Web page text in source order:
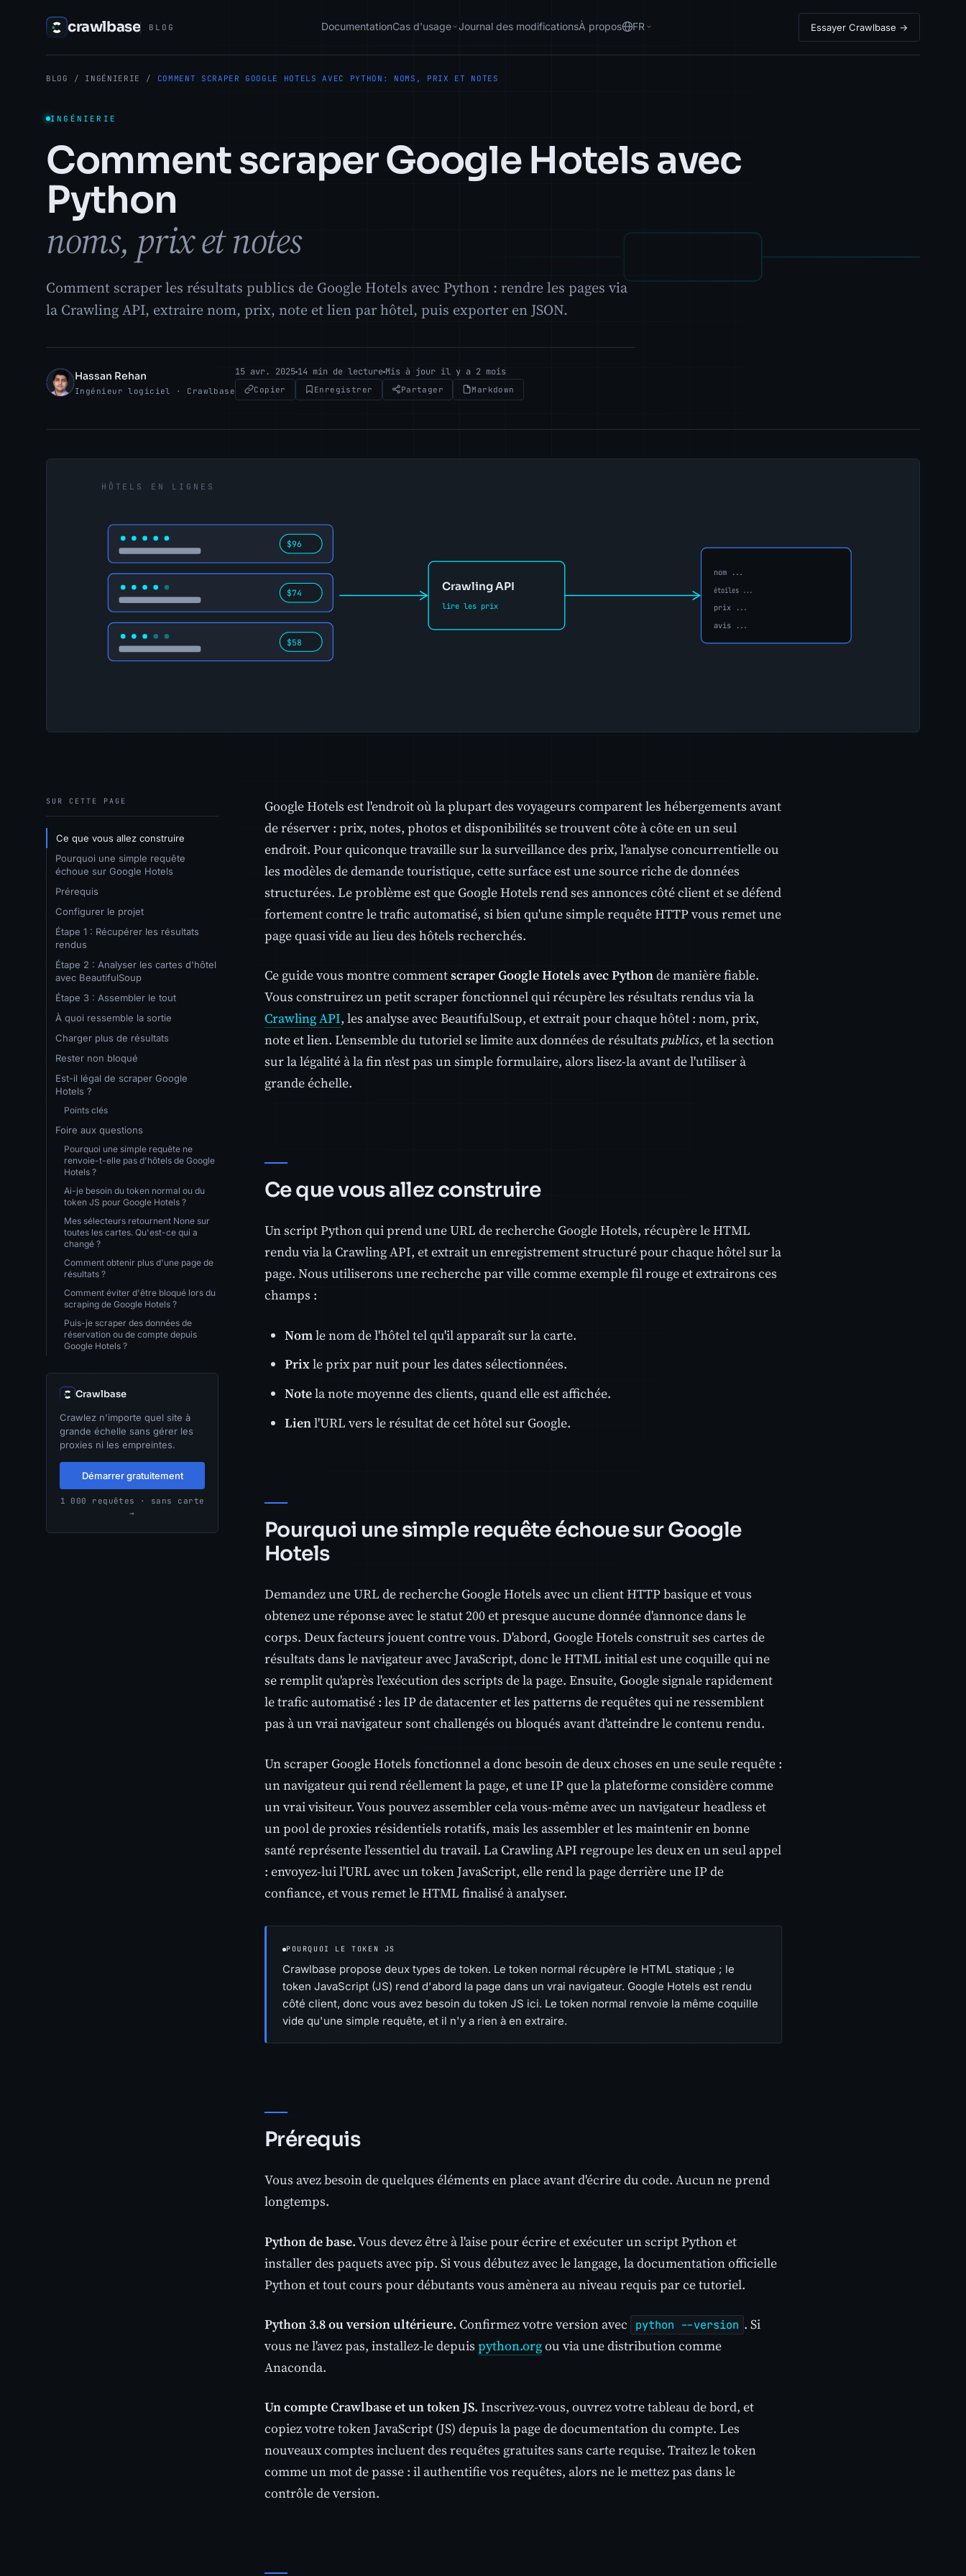
crawlbase BLOG DocumentationCas d'usage Journal des modificationsÀ propos FR Essayer Crawlbase →
BLOG / INGÉNIERIE / COMMENT SCRAPER GOOGLE HOTELS AVEC PYTHON: NOMS, PRIX ET NOTES
INGÉNIERIE
Comment scraper Google Hotels avec
Python
noms, prix et notes
Comment scraper les résultats publics de Google Hotels avec Python : rendre les pages via
la Crawling API, extraire nom, prix, note et lien par hôtel, puis exporter en JSON.
HR
Hassan Rehan
Ingénieur logiciel · Crawlbase
15 avr. 2025 14 min de lecture Mis à jour il y a 2 mois
Copier Enregistrer Partager Markdown
SUR CETTE PAGE
Ce que vous allez construire
Pourquoi une simple requête
échoue sur Google Hotels
Prérequis
Configurer le projet
Étape 1 : Récupérer les résultats
rendus
Étape 2 : Analyser les cartes d'hôtel
avec BeautifulSoup
Étape 3 : Assembler le tout
À quoi ressemble la sortie
Charger plus de résultats
Rester non bloqué
Est-il légal de scraper Google
Hotels ?
Points clés
Foire aux questions
Pourquoi une simple requête ne
renvoie-t-elle pas d'hôtels de Google
Hotels ?
Ai-je besoin du token normal ou du
token JS pour Google Hotels ?
Mes sélecteurs retournent None sur
toutes les cartes. Qu'est-ce qui a
changé ?
Comment obtenir plus d'une page de
résultats ?
Comment éviter d'être bloqué lors du
scraping de Google Hotels ?
Puis-je scraper des données de
réservation ou de compte depuis
Google Hotels ?
Crawlbase
Crawlez n'importe quel site à
grande échelle sans gérer les
proxies ni les empreintes.
Démarrer gratuitement
1 000 requêtes · sans carte
→
Google Hotels est l'endroit où la plupart des voyageurs comparent les hébergements avant
de réserver : prix, notes, photos et disponibilités se trouvent côte à côte en un seul
endroit. Pour quiconque travaille sur la surveillance des prix, l'analyse concurrentielle ou
les modèles de demande touristique, cette surface est une source riche de données
structurées. Le problème est que Google Hotels rend ses annonces côté client et se défend
fortement contre le trafic automatisé, si bien qu'une simple requête HTTP vous remet une
page quasi vide au lieu des hôtels recherchés.
Ce guide vous montre commentscraper Google Hotels avec Pythonde manière fiable.
Vous construirez un petit scraper fonctionnel qui récupère les résultats rendus via la
Crawling API, les analyse avec BeautifulSoup, et extrait pour chaque hôtel : nom, prix,
note et lien. L'ensemble du tutoriel se limite aux données de résultats publics, et la section
sur la légalité à la fin n'est pas un simple formulaire, alors lisez-la avant de l'utiliser à
grande échelle.
Ce que vous allez construire
Un script Python qui prend une URL de recherche Google Hotels, récupère le HTML
rendu via la Crawling API, et extrait un enregistrement structuré pour chaque hôtel sur la
page. Nous utiliserons une recherche par ville comme exemple fil rouge et extrairons ces
champs :
Nomle nom de l'hôtel tel qu'il apparaît sur la carte.
Prixle prix par nuit pour les dates sélectionnées.
Notela note moyenne des clients, quand elle est affichée.
Lienl'URL vers le résultat de cet hôtel sur Google.
Pourquoi une simple requête échoue sur Google
Hotels
Demandez une URL de recherche Google Hotels avec un client HTTP basique et vous
obtenez une réponse avec le statut 200 et presque aucune donnée d'annonce dans le
corps. Deux facteurs jouent contre vous. D'abord, Google Hotels construit ses cartes de
résultats dans le navigateur avec JavaScript, donc le HTML initial est une coquille qui ne
se remplit qu'après l'exécution des scripts de la page. Ensuite, Google signale rapidement
le trafic automatisé : les IP de datacenter et les patterns de requêtes qui ne ressemblent
pas à un vrai navigateur sont challengés ou bloqués avant d'atteindre le contenu rendu.
Un scraper Google Hotels fonctionnel a donc besoin de deux choses en une seule requête :
un navigateur qui rend réellement la page, et une IP que la plateforme considère comme
un vrai visiteur. Vous pouvez assembler cela vous-même avec un navigateur headless et
un pool de proxies résidentiels rotatifs, mais les assembler et les maintenir en bonne
santé représente l'essentiel du travail. La Crawling API regroupe les deux en un seul appel
: envoyez-lui l'URL avec un token JavaScript, elle rend la page derrière une IP de
confiance, et vous remet le HTML finalisé à analyser.
POURQUOI LE TOKEN JS
Crawlbase propose deux types de token. Le token normal récupère le HTML statique ; le
token JavaScript (JS) rend d'abord la page dans un vrai navigateur. Google Hotels est rendu
côté client, donc vous avez besoin du token JS ici. Le token normal renvoie la même coquille
vide qu'une simple requête, et il n'y a rien à en extraire.
Prérequis
Vous avez besoin de quelques éléments en place avant d'écrire du code. Aucun ne prend
longtemps.
Python de base.Vous devez être à l'aise pour écrire et exécuter un script Python et
installer des paquets avec pip. Si vous débutez avec le langage, la documentation officielle
Python et tout cours pour débutants vous amènera au niveau requis par ce tutoriel.
Python 3.8 ou version ultérieure. Confirmez votre version avec python --version . Si
vous ne l'avez pas, installez-le depuis python.orgou via une distribution comme
Anaconda.
Un compte Crawlbase et un token JS. Inscrivez-vous, ouvrez votre tableau de bord, et
copiez votre token JavaScript (JS) depuis la page de documentation du compte. Les
nouveaux comptes incluent des requêtes gratuites sans carte requise. Traitez le token
comme un mot de passe : il authentifie vos requêtes, alors ne le mettez pas dans le
contrôle de version.